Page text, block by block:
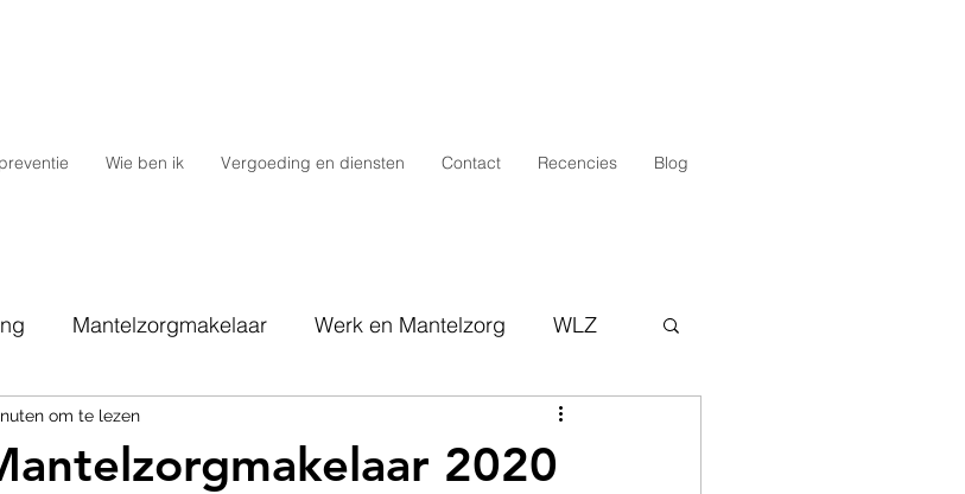
Wie ben ik Vergoeding en diensten Contact Recencies Blog
Mantelzorgmakelaar Werk en Mantelzorg WLZ
WMO
2020
om te lezen